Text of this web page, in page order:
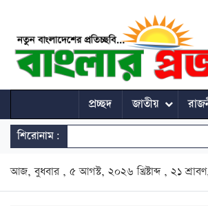
প্রচ্ছদ জাতীয়
শিরোনাম:
আজ, বুধবার , ৫ আগস্ট, ২০২৬ খ্রিষ্টাব্দ , ২১